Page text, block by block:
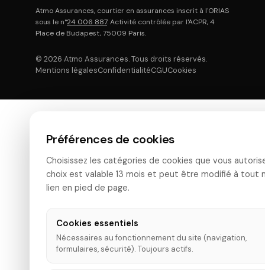
Atmo Assurances, courtier en assurances inscrit à l'ORIAS
sous le n°24 006 887. Activité contrôlée par l'ACPR, 4
Place de Budapest, 75009 Paris.
© 2026 Atmo Assurances. Tous droits réservés.
Mentions légalesConfidentialitéCGUCookies
Préférences de cookies
Choisissez les catégories de cookies que vous
choix est valable 13 mois et peut être modifié à tout
lien en pied de page.
Cookies essentiels
Nécessaires au fonctionnement du site (navigation,
formulaires, sécurité). Toujours actifs.